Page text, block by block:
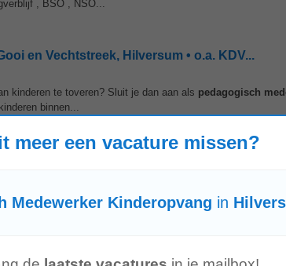
, BSO , NSO...
en Vechtstreek, Hilversum • o.a. KDV...
kinderen te toveren? Sluit je dan aan als pedagogisch
binnen...
een fijne werkplek in Hilversum? Wij zoeken een
de groep. Je dag begint...
en Vechtstreek, Hilversum • o.a. KDV...
meer een vacature missen?
Medewerker Kinderopvang in